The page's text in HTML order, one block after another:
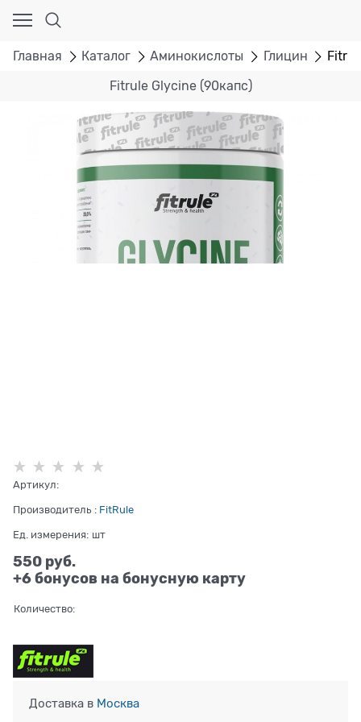
Главная Каталог Аминокислоты Глицин
Fitrule Glycine (90капс)
Артикул:
Производитель : FitRule
Ед. измерения: шт
550 руб.
+6 бонусов на бонусную карту
Количество:
Доставка в Москва